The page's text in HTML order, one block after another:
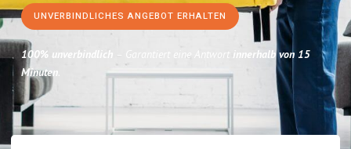
UNVERBINDLICHES ANGEBOT ERHALTEN
100% unverbindlich – Garantiert eine Antwort innerhalb von 15
Minuten.